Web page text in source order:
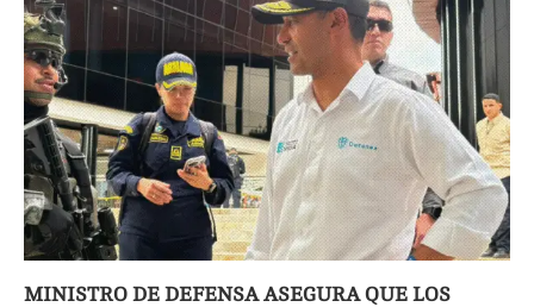
MINISTRO DE DEFENSA ASEGURA QUE LOS